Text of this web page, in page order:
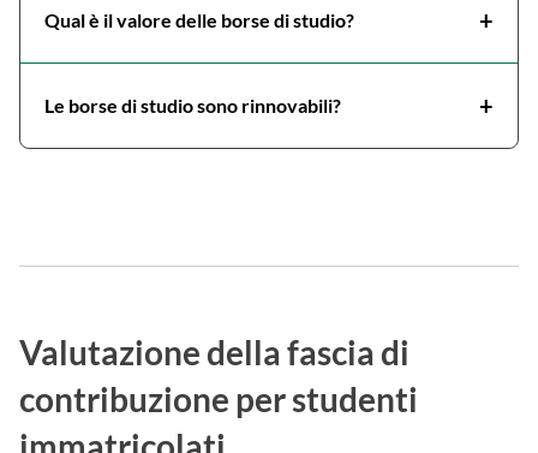
Qual è il valore delle borse di studio? +
dallo studente.
Le borse di studio sono rinnovabili? +
Valutazione della fascia di
contribuzione per studenti